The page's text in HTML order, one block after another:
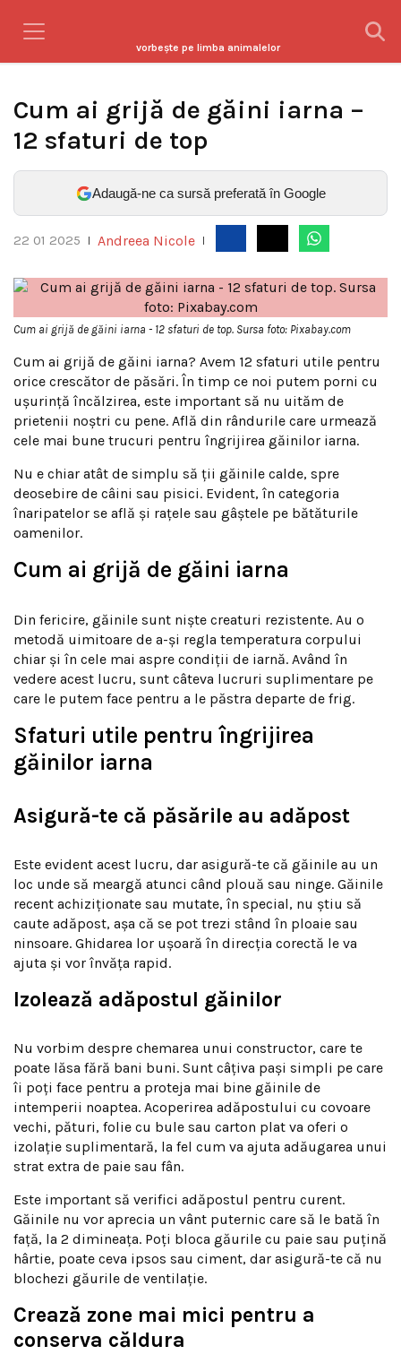
vorbeşte pe limba animalelor
Cum ai grijă de găini iarna –
12 sfaturi de top
Adaugă-ne ca sursă preferată în Google
22 01 2025 Andreea Nicole
Cum ai grijă de găini iarna - 12 sfaturi de top. Sursa foto: Pixabay.com
Cum ai grijă de găini iarna? Avem 12 sfaturi utile pentru
orice crescător de păsări. În timp ce noi putem porni cu
ușurință încălzirea, este important să nu uităm de
prietenii noștri cu pene. Află din rândurile care urmează
cele mai bune trucuri pentru îngrijirea găinilor iarna.
Nu e chiar atât de simplu să ții găinile calde, spre
deosebire de câini sau pisici. Evident, în categoria
înaripatelor se află și rațele sau gâștele pe bătăturile
oamenilor.
Cum ai grijă de găini iarna
Din fericire, găinile sunt niște creaturi rezistente. Au o
metodă uimitoare de a-și regla temperatura corpului
chiar și în cele mai aspre condiții de iarnă. Având în
vedere acest lucru, sunt câteva lucruri suplimentare pe
care le putem face pentru a le păstra departe de frig.
Sfaturi utile pentru îngrijirea
găinilor iarna
Asigură-te că păsările au adăpost
Este evident acest lucru, dar asigură-te că găinile au un
loc unde să meargă atunci când plouă sau ninge. Găinile
recent achiziționate sau mutate, în special, nu știu să
caute adăpost, așa că se pot trezi stând în ploaie sau
ninsoare. Ghidarea lor ușoară în direcția corectă le va
ajuta și vor învăța rapid.
Izolează adăpostul găinilor
Nu vorbim despre chemarea unui constructor, care te
poate lăsa fără bani buni. Sunt câțiva pași simpli pe care
îi poți face pentru a proteja mai bine găinile de
intemperii noaptea. Acoperirea adăpostului cu covoare
vechi, pături, folie cu bule sau carton plat va oferi o
izolație suplimentară, la fel cum va ajuta adăugarea unui
strat extra de paie sau fân.
Este important să verifici adăpostul pentru curent.
Găinile nu vor aprecia un vânt puternic care să le bată în
față, la 2 dimineața. Poți bloca găurile cu paie sau puțină
hârtie, poate ceva ipsos sau ciment, dar asigură-te că nu
blochezi găurile de ventilație.
Crează zone mai mici pentru a
conserva căldura